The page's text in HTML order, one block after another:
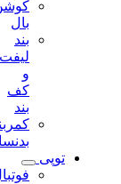
کوشن
کمربند
بدنسازی
توپی
فوتبال